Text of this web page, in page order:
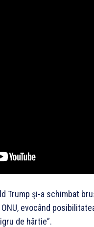
Trump şi-a schimbat
evocând
de hârtie”.